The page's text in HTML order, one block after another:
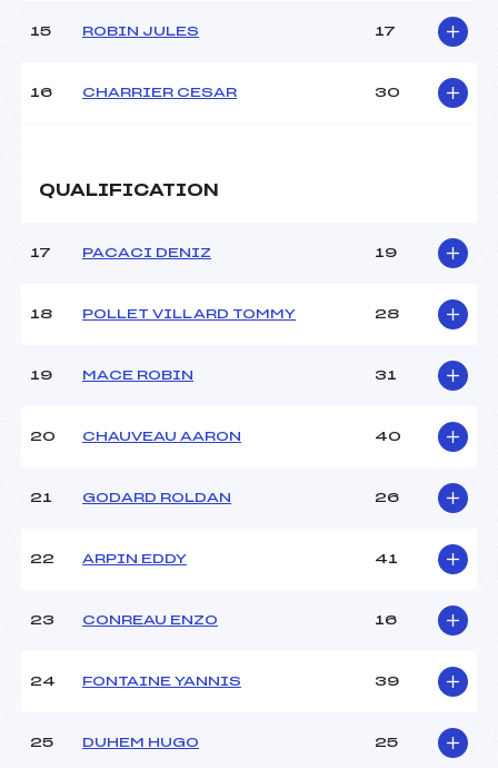
15 ROBIN JULES 17
16 CHARRIER CESAR 30
QUALIFICATION
17 PACACI DENIZ 19
18 POLLET VILLARD TOMMY 28
19 MACE ROBIN 31
20 CHAUVEAU AARON 40
21 GODARD ROLDAN 26
22 ARPIN EDDY 41
23 CONREAU ENZO 16
24 FONTAINE YANNIS 39
25 DUHEM HUGO 25